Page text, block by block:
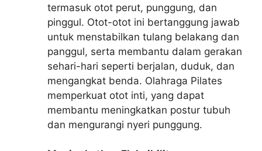
termasuk otot perut, punggung, dan
pinggul. Otot-otot ini bertanggung jawab
untuk menstabilkan tulang belakang dan
panggul, serta membantu dalam gerakan
sehari-hari seperti berjalan, duduk, dan
mengangkat benda. Olahraga Pilates
memperkuat otot inti, yang dapat
membantu meningkatkan postur tubuh
dan mengurangi nyeri punggung.